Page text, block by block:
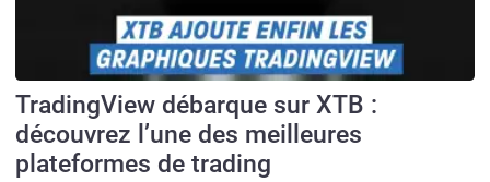
TradingView débarque sur XTB :
découvrez l’une des meilleures
plateformes de trading